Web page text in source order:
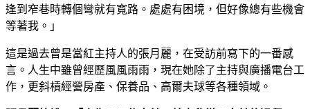
逢到窄巷時轉個彎就有寬路。處處有困境，但好像總有些機會
等著我。」
這是過去曾是當紅主持人的張月麗，在受訪前寫下的一番感
言。人生中雖曾經歷風風雨雨，現在她除了主持與廣播電台工
作，更斜槓經營房產、保養品、高爾夫球等各種領域。